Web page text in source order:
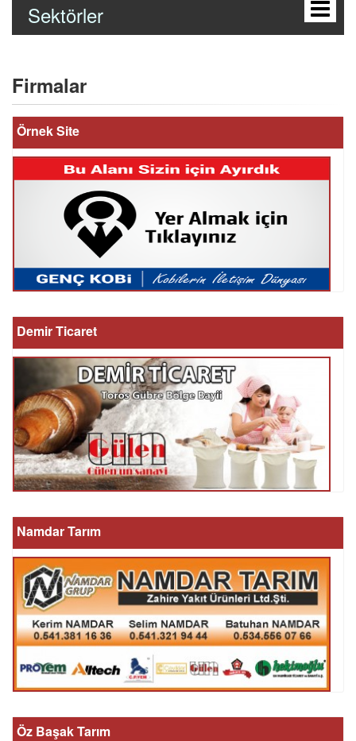
Sektörler
Firmalar
Örnek Site
Demir Ticaret
Namdar Tarım
Öz Başak Tarım